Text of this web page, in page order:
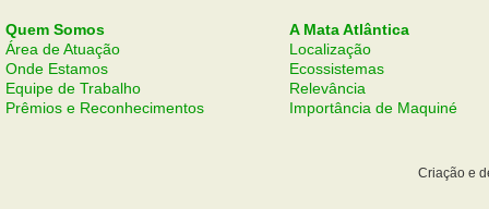
Quem Somos
Área de Atuação
Onde Estamos
Equipe de Trabalho
Prêmios e Reconhecimentos
A Mata Atlântica
Localização
Ecossistemas
Relevância
Importância de Maquiné
Criação e